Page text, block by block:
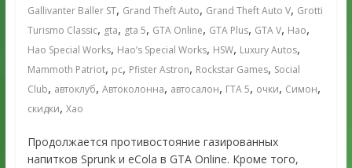
Gallivanter Baller ST, Grand Theft Auto, Grand Theft Auto V, Grotti
Turismo Classic, gta, gta 5, GTA Online, GTA Plus, GTA V, Hao,
Hao Special Works, Hao’s Special Works, HSW, Luxury Autos,
Mammoth Patriot, pc, Pfister Astron, Rockstar Games, Social
Club, автоклуб, Автоколонна, автосалон, ГТА 5, очки, Симон,
скидки, Хао
Продолжается противостояние газированных
напитков Sprunk и eCola в GTA Online. Кроме того,